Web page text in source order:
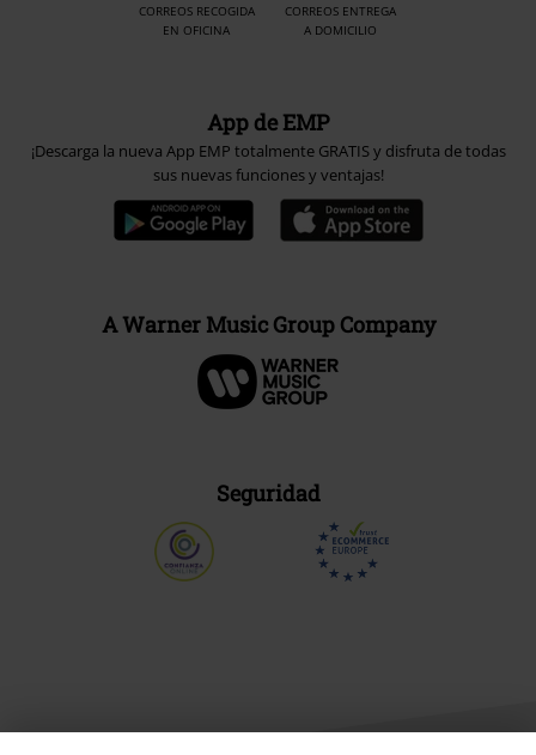
CORREOS RECOGIDA
EN OFICINA
CORREOS ENTREGA
A DOMICILIO
App de EMP
¡Descarga la nueva App EMP totalmente GRATIS y disfruta de todas
sus nuevas funciones y ventajas!
A Warner Music Group Company
Seguridad